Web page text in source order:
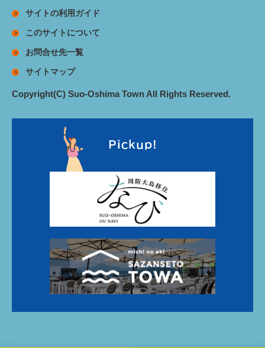
サイトの利用ガイド
このサイトについて
お問合せ先一覧
サイトマップ
Copyright(C) Suo-Oshima Town All Rights Reserved.